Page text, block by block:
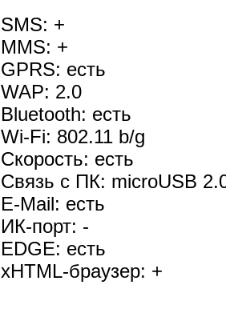
SMS: +
MMS: +
GPRS: есть
WAP: 2.0
Bluetooth: есть
Wi-Fi: 802.11 b/g
Скорость: есть
Связь с ПК: microUSB
E-Mail: есть
ИК-порт: -
EDGE: есть
xHTML-браузер: +